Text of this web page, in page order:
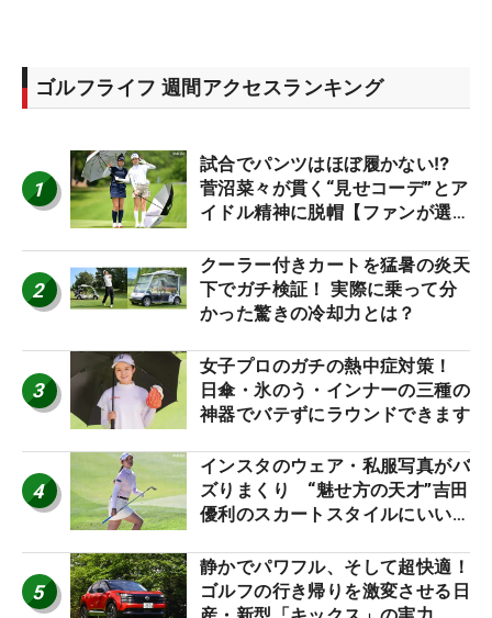
ゴルフライフ 週間アクセスランキング
1
試合でパンツはほぼ履かない⁉
菅沼菜々が貫く“見せコーデ”とア
イドル精神に脱帽【ファンが選ぶ
2
クーラー付きカートを猛暑の炎天
下でガチ検証！ 実際に乗って分
かった驚きの冷却力とは？
3
女子プロのガチの熱中症対策！
日傘・氷のう・インナーの三種の
神器でバテずにラウンドできます
4
インスタのウェア・私服写真がバ
ズりまくり “魅せ方の天才”吉田
優利のスカートスタイルにいい
5
静かでパワフル、そして超快適！
ゴルフの行き帰りを激変させる日